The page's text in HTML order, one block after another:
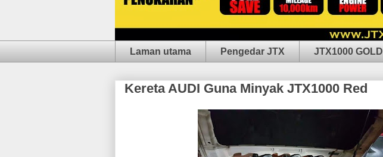
Laman utama Pengedar JTX JTX1000 GOLD
Kereta AUDI Guna Minyak JTX1000 Red